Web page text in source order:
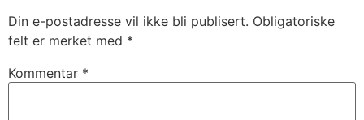
Din e-postadresse vil ikke bli publisert. Obligatoriske
felt er merket med *
Kommentar *